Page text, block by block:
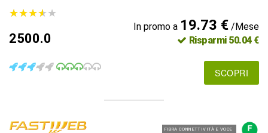
★★★★★
★★★★★
2500.0
In promo a 19.73 €/Mese
Risparmi 50.04 €
SCOPRI
FIBRA CONNETTIVITÀ E VOCE